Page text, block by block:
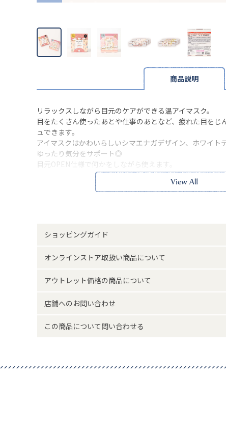
商品説明
リラックスしながら目元のケアができる温アイマスク。
目をたくさん使ったあとや仕事のあとなど、疲れた目をじ
ュできます。
アイマスクはかわいらしいシマエナガデザイン、ホワイト
ゆったり気分をサポート◎
目元OPEN仕様で何かをしながら使えます。
自分用にもプチギフトにもおすすめです。
快適温度約40度、ご使用時間約20分
原産国
ショッピングガイド
オンラインストア取扱い商品について
アウトレット価格の商品について
店舗へのお問い合わせ
この商品について問い合わせる